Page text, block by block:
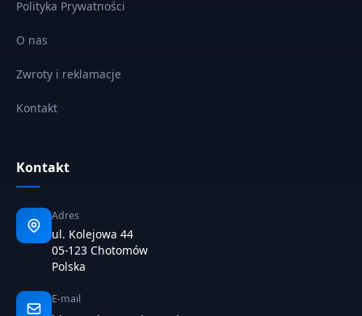
Polityka Prywatności
O nas
Zwroty i reklamacje
Kontakt
Kontakt
Adres
ul. Kolejowa 44
05-123 Chotomów
Polska
E-mail